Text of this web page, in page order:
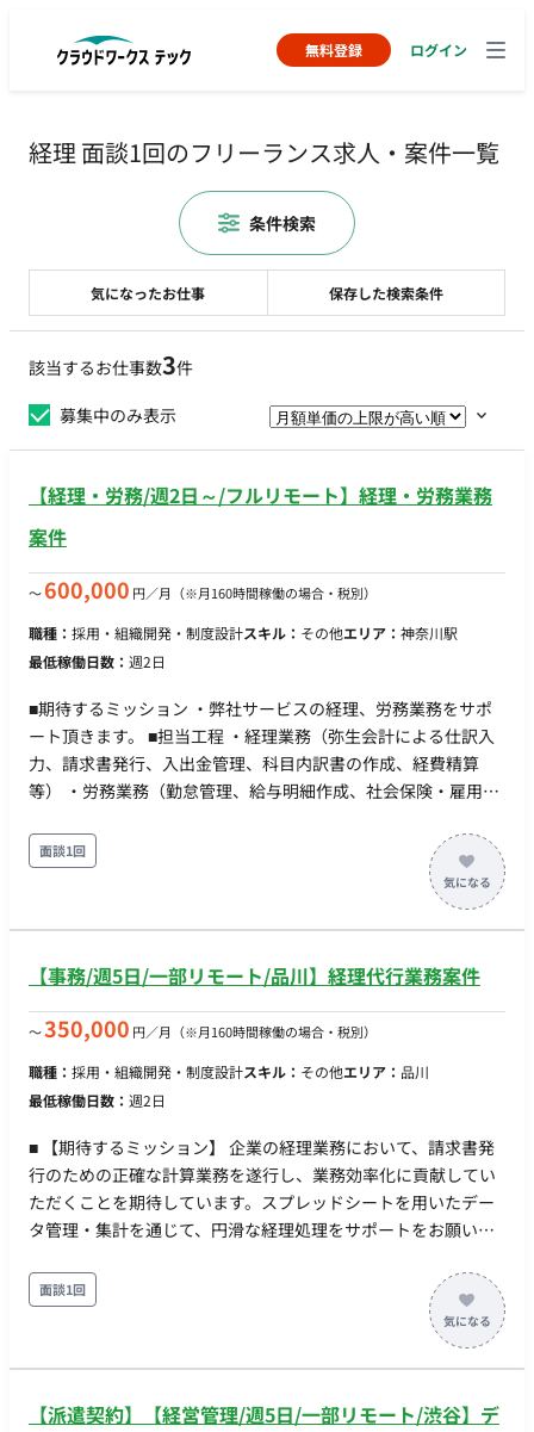
無料登録 ログイン
経理 面談1回のフリーランス求人・案件一覧
該当するお仕事数3件
募集中のみ表示
【経理・労務/週2日～/フルリモート】経理・労務業務
案件
〜600,000 円／月 （※月160時間稼働の場合・税別）
職種： 採用・組織開発・制度設計スキル： その他エリア： 神奈川駅
最低稼働日数： 週2日
■期待するミッション ・弊社サービスの経理、労務業務をサポ
ート頂きます。 ■担当工程 ・経理業務（弥生会計による仕訳入
力、請求書発行、入出金管理、科目内訳書の作成、経費精算
等） ・労務業務（勤怠管理、給与明細作成、社会保険・雇用保
に特化したクライアント業務に携わることが可能 ・クライアン
トの課題、ステージに応じた業務内容を経験に応じて対応可能
■働き方 ・リモートOK ・コミュニケーション：Slack ・オンラ
インツール：Googlemeet
面談1回
【事務/週5日/一部リモート/品川】経理代行業務案件
〜350,000 円／月 （※月160時間稼働の場合・税別）
職種： 採用・組織開発・制度設計スキル： その他エリア： 品川
最低稼働日数： 週2日
■ 【期待するミッション】 企業の経理業務において、請求書発
行のための正確な計算業務を遂行し、業務効率化に貢献してい
ただくことを期待しています。スプレッドシートを用いたデー
タ管理・集計を通じて、円滑な経理処理をサポートをお願いい
員の稼働情報や実績データを基に、請求金額を計算します。勤
怠情報のまとめ作業や、インセンティブ、キャンセルに伴う複
長様からの金額に関する問い合わせや質疑応答にChatworkなど
程度 ■補足 ・稼働量：月160時間を想定
面談1回
【派遣契約】【経営管理/週5日/一部リモート/渋谷】デ
気になったお仕事 保存した検索条件
条件検索